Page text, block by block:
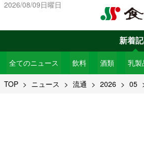
2026/08/09日曜日
新着
全てのニュース 飲料 酒類 乳製
TOP ニュース 流通 2026 05